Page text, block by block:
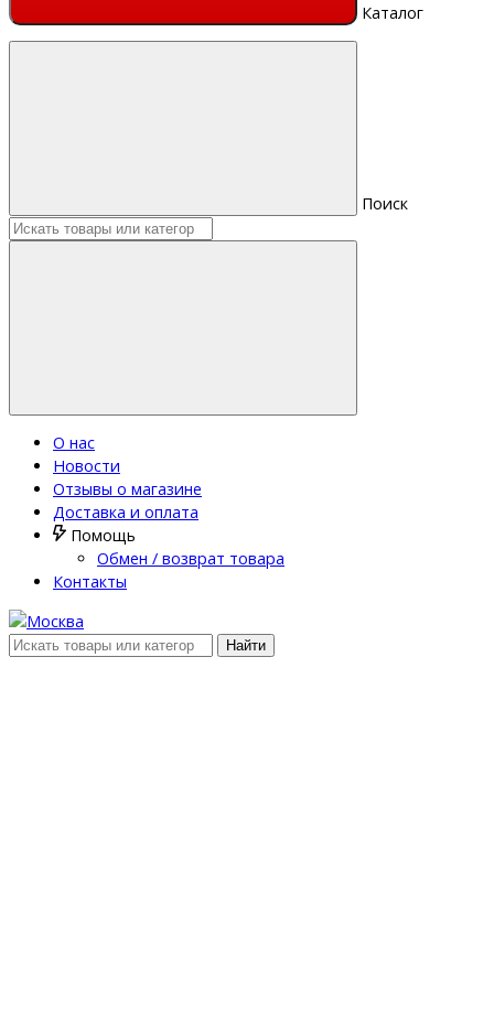
Каталог
Поиск
О нас
Новости
Отзывы о магазине
Доставка и оплата
Помощь
Обмен / возврат товара
Контакты
Найти